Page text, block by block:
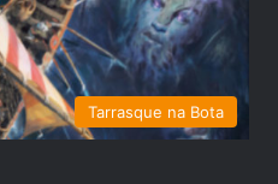
Tarrasque na Bota